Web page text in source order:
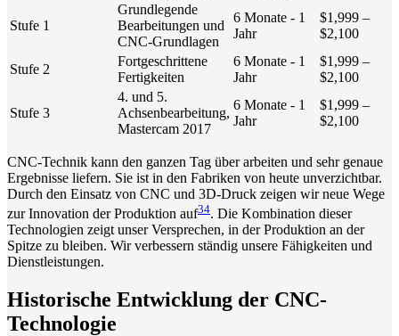
Stufe 1
Grundlegende
Bearbeitungen und
CNC-Grundlagen
6 Monate - 1
Jahr
$1,999 –
$2,100
Stufe 2
Fortgeschrittene
Fertigkeiten
6 Monate - 1
Jahr
$1,999 –
$2,100
Stufe 3
4. und 5.
Achsenbearbeitung,
Mastercam 2017
6 Monate - 1
Jahr
$1,999 –
$2,100
CNC-Technik kann den ganzen Tag über arbeiten und sehr genaue
Ergebnisse liefern. Sie ist in den Fabriken von heute unverzichtbar.
Durch den Einsatz von CNC und 3D-Druck zeigen wir neue Wege
zur Innovation der Produktion auf34. Die Kombination dieser
Technologien zeigt unser Versprechen, in der Produktion an der
Spitze zu bleiben. Wir verbessern ständig unsere Fähigkeiten und
Dienstleistungen.
Historische Entwicklung der CNC-
Technologie